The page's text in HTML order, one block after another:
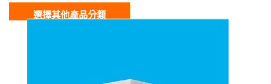
選擇其他產品分類